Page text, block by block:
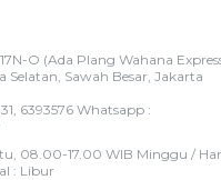
O (Ada Plang Wahana
Selatan, Sawah Besar, Jakarta
6393576 Whatsapp :
08.00-17.00 WIB Minggu /
: Libur